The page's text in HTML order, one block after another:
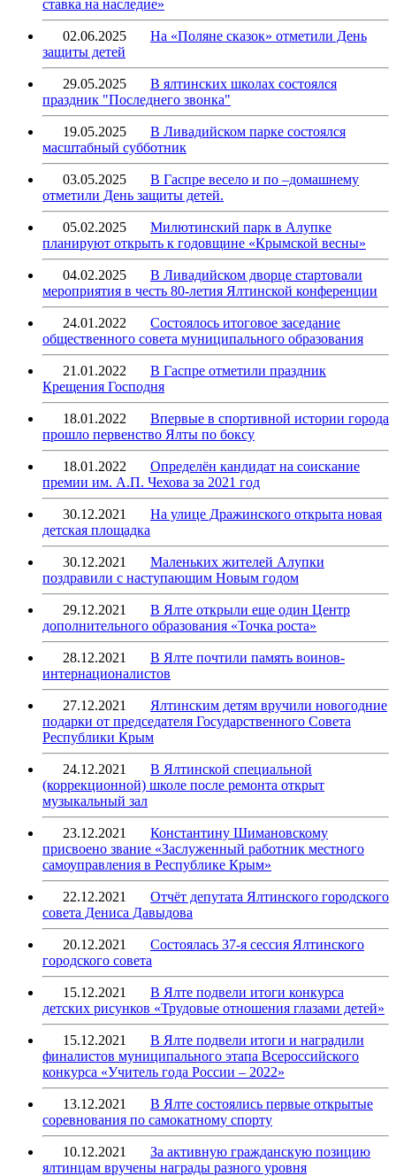
ставка на наследие»
02.06.2025
На «Поляне сказок» отметили День
защиты детей
29.05.2025
В ялтинских школах состоялся
праздник "Последнего звонка"
19.05.2025
В Ливадийском парке состоялся
масштабный субботник
03.05.2025
В Гаспре весело и по –домашнему
отметили День защиты детей.
05.02.2025
Милютинский парк в Алупке
планируют открыть к годовщине «Крымской весны»
04.02.2025
В Ливадийском дворце стартовали
мероприятия в честь 80-летия Ялтинской конференции
24.01.2022
Состоялось итоговое заседание
общественного совета муниципального образования
21.01.2022
В Гаспре отметили праздник
Крещения Господня
18.01.2022
Впервые в спортивной истории города
прошло первенство Ялты по боксу
18.01.2022
Определён кандидат на соискание
премии им. А.П. Чехова за 2021 год
30.12.2021
На улице Дражинского открыта новая
детская площадка
30.12.2021
Маленьких жителей Алупки
поздравили с наступающим Новым годом
29.12.2021
В Ялте открыли еще один Центр
дополнительного образования «Точка роста»
28.12.2021
В Ялте почтили память воинов-
интернационалистов
27.12.2021
Ялтинским детям вручили новогодние
подарки от председателя Государственного Совета
Республики Крым
24.12.2021
В Ялтинской специальной
(коррекционной) школе после ремонта открыт
музыкальный зал
23.12.2021
Константину Шимановскому
присвоено звание «Заслуженный работник местного
самоуправления в Республике Крым»
22.12.2021
Отчёт депутата Ялтинского городского
совета Дениса Давыдова
20.12.2021
Состоялась 37-я сессия Ялтинского
городского совета
15.12.2021
В Ялте подвели итоги конкурса
детских рисунков «Трудовые отношения глазами детей»
15.12.2021
В Ялте подвели итоги и наградили
финалистов муниципального этапа Всероссийского
конкурса «Учитель года России – 2022»
13.12.2021
В Ялте состоялись первые открытые
соревнования по самокатному спорту
10.12.2021
За активную гражданскую позицию
ялтинцам вручены награды разного уровня